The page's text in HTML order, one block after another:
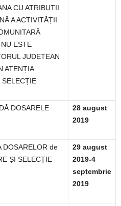
CU ATRIBUTII
A ACTIVITĂȚII
ESTE
JUDETEAN
ATENȚIA
SELECȚIE
DOSARELE
28 august
2019
DOSARELOR de
ȘI SELECȚIE
29 august
2019-4
septembrie
2019